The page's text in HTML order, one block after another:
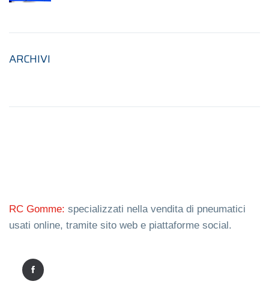
ARCHIVI
RC Gomme: specializzati nella vendita di pneumatici
usati online, tramite sito web e piattaforme social.